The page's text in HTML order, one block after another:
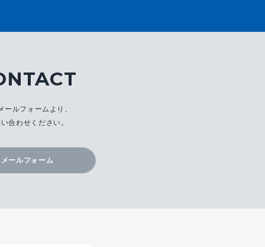
ールフォームより、
合わせください。
メールフォーム